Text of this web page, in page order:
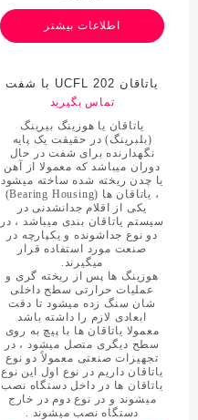
اطلاعات بیشتر
یاتاقان UCFL 202 با شفت
15 میلی متر
تماس بگیرید
یاتاقان یا هوزینگ بیرینگ
(بلبرینگ) در حقیقت یک پایه
نگهدارنده برای شفت در حال
دوران میباشد که معمولا از آهن
یا چدن ریخته شده ساخته میشود
، یاتاقان ها (Bearing Housing)
یکی از اقلام جدانشدنی در
سیستم یاتاقان بندی میباشد ، در
دو نوع جداشونده و یکپارچه در
صنعت مورد استفاده قرار
میگیرند.
هوزینگ ها پس از ریخته گری و
عملیات حرارتی سطح داخلی
شان سنگ زده میشود تا دقت
ابعادی لازم را داشته باشد
معمولا یاتاقان ها با پیچ به روی
سطح دیگری متصل میشود ، در
تجهیزات صنعتی معمولاً دو نوع
یاتاقان داریم در نوع اول این نوع
یاتاقان ها در داخل دستگاه نصب
میشوند و در نوع دوم در خارج
دستگاه نصب میشوند .